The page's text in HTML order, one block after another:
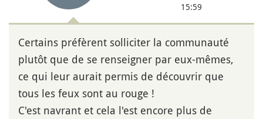
15:59
Certains préfèrent solliciter la communauté
plutôt que de se renseigner par eux-mêmes,
ce qui leur aurait permis de découvrir que
tous les feux sont au rouge !
C'est navrant et cela l'est encore plus de